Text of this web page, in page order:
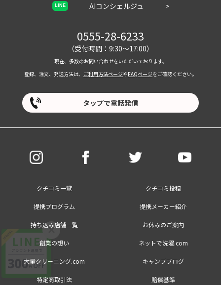
LINE AIコンシェルジュ >
0555-28-6233
（受付時間：9:30～17:00）
現在、多数のお問い合わせをいただいております。
登録、注文、発送方法は、 ご利用方法ページやFAQページをご確認ください。
タップで電話発信
クチコミ一覧 クチコミ投稿
提携プログラム 提携メーカー紹介
持ち込み店舗一覧 お休みのご案内
創業の想い ネットで洗濯.com
大量クリーニング.com キャンプブログ
特定商取引法 賠償基準
×